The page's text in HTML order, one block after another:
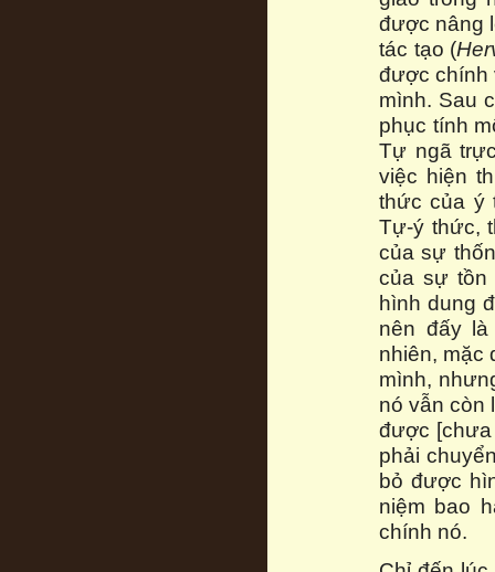
được nâng
tác tạo (
được chính
mình. Sau
phục tính
Tự ngã
việc hiện
thức của ý
Tự-ý thức,
của sự
của sự tồn
hình dung
nên đấy
nhiên, mặc
mình,
nó vẫn còn
được [chưa
phải
bỏ được
niệm bao
chính nó.